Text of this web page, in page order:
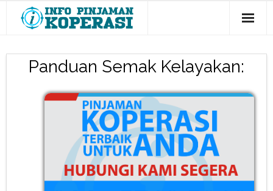
Panel Koperasi
Semak Kelayakan
Panduan Semak Kelayakan: